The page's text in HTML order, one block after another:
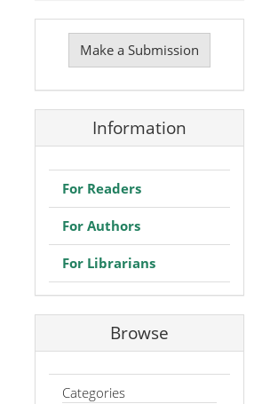
Make
Submission
Make a Submission
Information
For Readers
For Authors
For Librarians
Browse
Categories